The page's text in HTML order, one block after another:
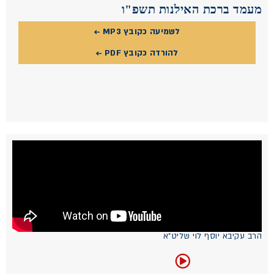
מעמד ברכת האילנות תשפ"ו
לשמיעה כקובץ MP3 ←
להורדה כקובץ PDF ←
הרב עקיבא יוסף לוי שליט"א